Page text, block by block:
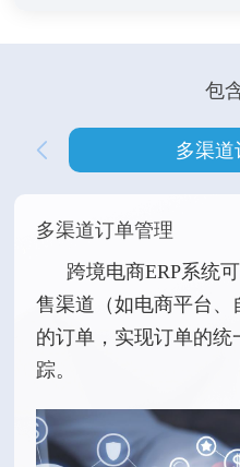
请输入关键词
包
多渠道
多渠道订单管理
跨境电商ERP系统
售渠道（如电商平台、
的订单，实现订单的
踪。